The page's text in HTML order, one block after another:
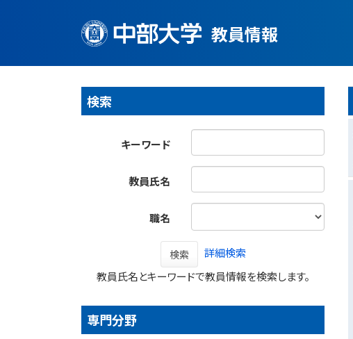
教員情報
検索
キーワード
教員氏名
職名
検索
詳細検索
教員氏名とキーワードで教員情報を検索します。
専門分野